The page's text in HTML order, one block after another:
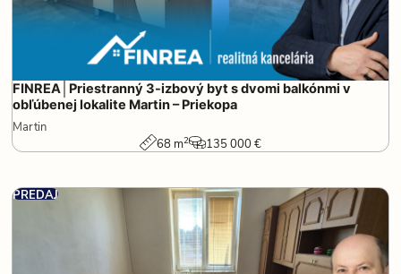
FINREA│Priestranný 3-izbový byt s dvomi balkónmi v
obľúbenej lokalite Martin – Priekopa
Martin
68 m2 135 000 €
PREDAJ